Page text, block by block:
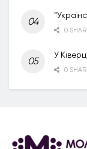
0
У
0